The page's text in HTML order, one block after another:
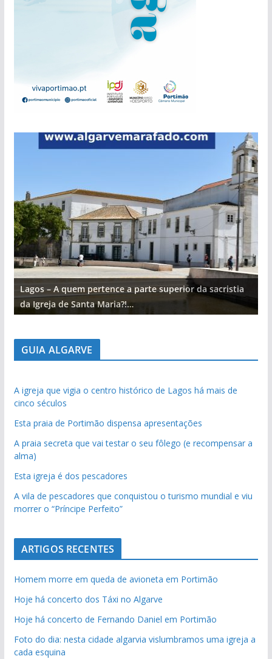
Lagos – A quem pertence a parte superior da sacristia
da Igreja de Santa Maria?!…
GUIA ALGARVE
A igreja que vigia o centro histórico de Lagos há mais de
cinco séculos
Esta praia de Portimão dispensa apresentações
A praia secreta que vai testar o seu fôlego (e recompensar a
alma)
Esta igreja é dos pescadores
A vila de pescadores que conquistou o turismo mundial e viu
morrer o “Príncipe Perfeito”
ARTIGOS RECENTES
Homem morre em queda de avioneta em Portimão
Hoje há concerto dos Táxi no Algarve
Hoje há concerto de Fernando Daniel em Portimão
Foto do dia: nesta cidade algarvia vislumbramos uma igreja a
cada esquina